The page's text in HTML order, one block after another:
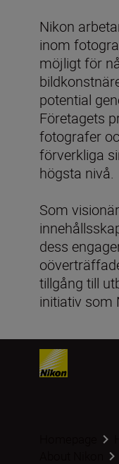
Nikon
inom
möjligt för
potential
Företagets
fotografer
förverkliga
högsta nivå.
Som
dess
tillgång till
initiativ som